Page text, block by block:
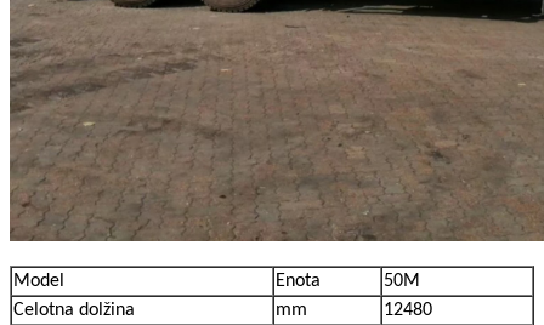
Model Enota
50M
Celotna dolžina
mm
12480